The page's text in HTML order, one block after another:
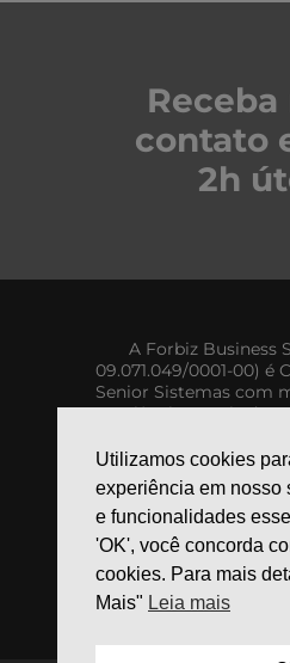
Receba
contato
2h
A Forbiz Business
09.071.049/0001-00) é
Senior Sistemas com
experiência e mais de
Utilizamos cookies
experiência em nosso
e funcionalidades
'OK', você concorda
cookies. Para mais
Mais" Leia mais